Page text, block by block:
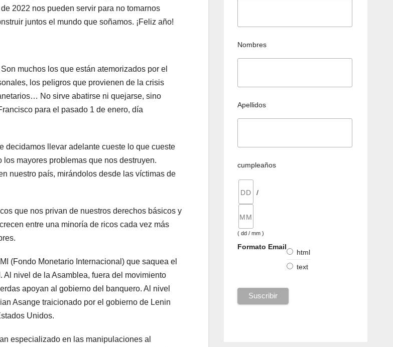
2022 nos pueden servir para no tomarnos
juntos el mundo que soñamos. ¡Feliz año!
muchos los que están atemorizados por el
los peligros que provienen de la crisis
No sirve abatirse ni quejarse, sino
para el pasado 1 de enero, día
decidamos llevar adelante cueste lo que cueste
mayores problemas que nos destruyen.
nuestro país, mirándolos desde las víctimas de
que nos privan de nuestros derechos básicos y
entre una minoría de ricos cada vez más
(Fondo Monetario Internacional) que saquea el
nivel de la Asamblea, fuera del movimiento
apoyan al gobierno del banquero. Al nivel
Asange traicionado por el gobierno de Lenin
Unidos.
especializado en las manipulaciones al
Nombres
Apellidos
cumpleaños
/
( dd / mm )
Formato Email
html
text